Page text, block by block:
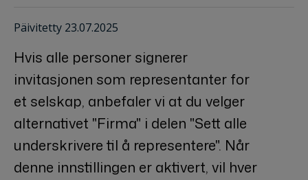
Päivitetty 23.07.2025
Hvis alle personer signerer
invitasjonen som representanter for
et selskap, anbefaler vi at du velger
alternativet "Firma" i delen "Sett alle
underskrivere til å representere". Når
denne innstillingen er aktivert, vil hver